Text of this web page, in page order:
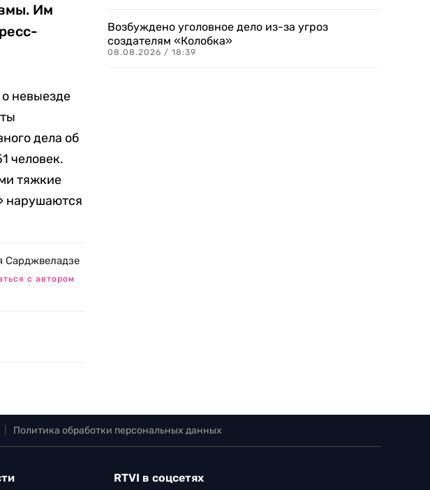
Им
невыезде
дела об
человек.
тяжкие
нарушаются
Сарджвеладзе
с автором
Возбуждено уголовное дело из-за угроз
создателям «Колобка»
08.08.2026 / 18:39
Политика обработки персональных данных
RTVI в соцсетях